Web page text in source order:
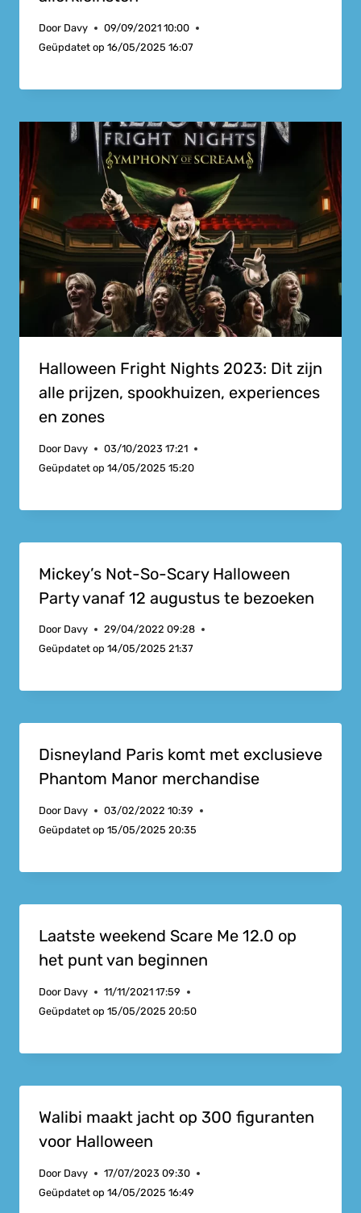
Door Davy
09/09/2021 10:00
Geüpdatet op 16/05/2025 16:07
Halloween Fright Nights 2023: Dit zijn
alle prijzen, spookhuizen, experiences
en zones
Door Davy
03/10/2023 17:21
Geüpdatet op 14/05/2025 15:20
Mickey’s Not-So-Scary Halloween
Party vanaf 12 augustus te bezoeken
Door Davy
29/04/2022 09:28
Geüpdatet op 14/05/2025 21:37
Disneyland Paris komt met exclusieve
Phantom Manor merchandise
Door Davy
03/02/2022 10:39
Geüpdatet op 15/05/2025 20:35
Laatste weekend Scare Me 12.0 op
het punt van beginnen
Door Davy
11/11/2021 17:59
Geüpdatet op 15/05/2025 20:50
Walibi maakt jacht op 300 figuranten
voor Halloween
Door Davy
17/07/2023 09:30
Geüpdatet op 14/05/2025 16:49